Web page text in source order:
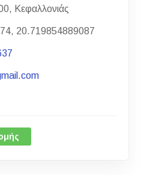
Κεφαλλονιάς
20.719854889087